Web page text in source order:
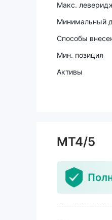
Макс.
Минимальный
Способы
Мин. позиция
Активы
MT4/5